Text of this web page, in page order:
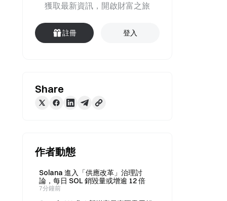
獲取最新資訊，開啟財富之旅
註冊 登入
Share
作者動態
Solana 進入「供應改革」治理討
論，每日 SOL 銷毀量或增逾 12 倍
7分鐘前